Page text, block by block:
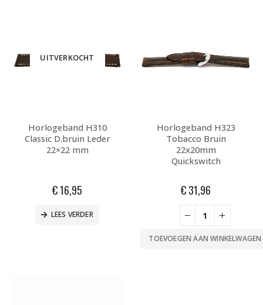
UITVERKOCHT
Horlogeband H310
Classic D.bruin Leder
22×22 mm
€16,95
LEES VERDER
Horlogeband H323
Tobacco Bruin
22x20mm
Quickswitch
€31,96
TOEVOEGEN AAN WINKELWAGEN